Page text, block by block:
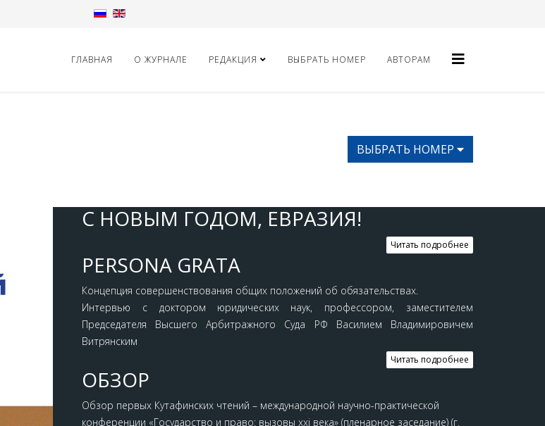
ГЛАВНАЯ О ЖУРНАЛЕ РЕДАКЦИЯ ВЫБРАТЬ НОМЕР АВТОРАМ
ВЫБРАТЬ НОМЕР
С НОВЫМ ГОДОМ, ЕВРАЗИЯ!
Читать подробнее
PERSONA GRATA
Концепция совершенствования общих положений об обязательствах.
Интервью с доктором юридических наук, профессором, заместителем
Председателя Высшего Арбитражного Суда РФ Василием Владимировичем
Витрянским
Читать подробнее
ОБЗОР
Обзор первых Кутафинских чтений – международной научно-практической
конференции «Государство и право: вызовы xxi века» (пленарное заседание) (г.